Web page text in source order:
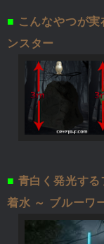
■ こんなやつが
ンスター
■ 青白く発光す
着水 ～ ブルーワ